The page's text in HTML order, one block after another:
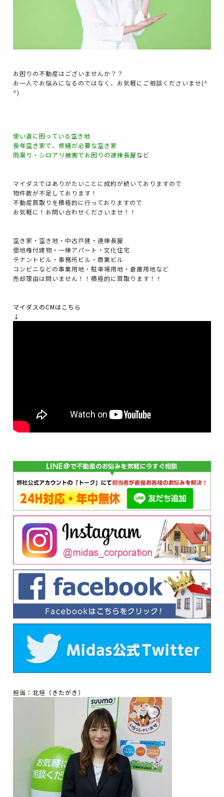
お困りの不動産はございませんか？？
お一人でお悩みになるのではなく、お気軽にご相談くださいませ(^
^)
使い道に困っている空き地
長年空き家で、修繕が必要な空き家
雨漏り・シロアリ被害でお困りの連棟長屋など
マイダスではありがたいことに成約が続いておりますので
物件数が不足しております！
不動産買取りを積極的に行っておりますので
お気軽に！お問い合わせくださいませ！！
空き家・空き地・中古戸建・連棟長屋
借地権付建物・一棟アパート・文化住宅
テナントビル・事務所ビル・商業ビル
コンビニなどの事業用地・駐車場用地・倉庫用地など
売却理由は問いません！！積極的に買取ります！！
マイダスのCMはこちら
↓
担当：北垣（きたがき）